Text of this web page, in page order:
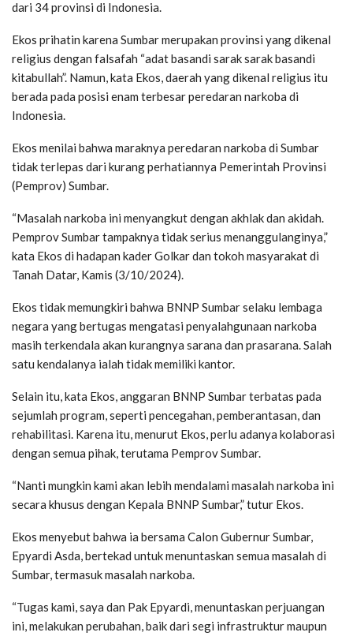
dari 34 provinsi di Indonesia.
Ekos prihatin karena Sumbar merupakan provinsi yang dikenal
religius dengan falsafah “adat basandi sarak sarak basandi
kitabullah”. Namun, kata Ekos, daerah yang dikenal religius itu
berada pada posisi enam terbesar peredaran narkoba di
Indonesia.
Ekos menilai bahwa maraknya peredaran narkoba di Sumbar
tidak terlepas dari kurang perhatiannya Pemerintah Provinsi
(Pemprov) Sumbar.
“Masalah narkoba ini menyangkut dengan akhlak dan akidah.
Pemprov Sumbar tampaknya tidak serius menanggulanginya,”
kata Ekos di hadapan kader Golkar dan tokoh masyarakat di
Tanah Datar, Kamis (3/10/2024).
Ekos tidak memungkiri bahwa BNNP Sumbar selaku lembaga
negara yang bertugas mengatasi penyalahgunaan narkoba
masih terkendala akan kurangnya sarana dan prasarana. Salah
satu kendalanya ialah tidak memiliki kantor.
Selain itu, kata Ekos, anggaran BNNP Sumbar terbatas pada
sejumlah program, seperti pencegahan, pemberantasan, dan
rehabilitasi. Karena itu, menurut Ekos, perlu adanya kolaborasi
dengan semua pihak, terutama Pemprov Sumbar.
“Nanti mungkin kami akan lebih mendalami masalah narkoba ini
secara khusus dengan Kepala BNNP Sumbar,” tutur Ekos.
Ekos menyebut bahwa ia bersama Calon Gubernur Sumbar,
Epyardi Asda, bertekad untuk menuntaskan semua masalah di
Sumbar, termasuk masalah narkoba.
“Tugas kami, saya dan Pak Epyardi, menuntaskan perjuangan
ini, melakukan perubahan, baik dari segi infrastruktur maupun